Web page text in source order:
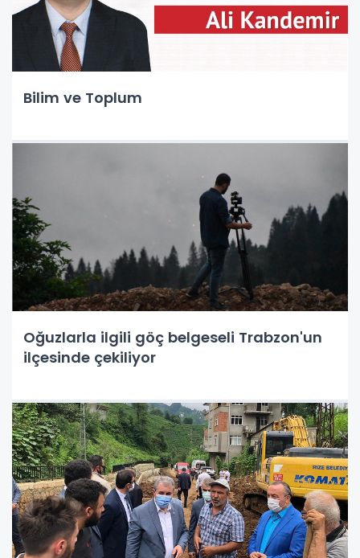
Bilim ve Toplum
Oğuzlarla ilgili göç belgeseli Trabzon'un
ilçesinde çekiliyor